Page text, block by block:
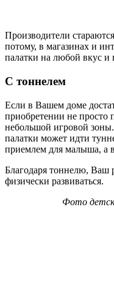
Производители
потому, в магазинах и
палатки на любой вкус и
С тоннелем
Если в Вашем доме
приобретении не просто
небольшой игровой
палатки может идти
приемлем для малыша, а
Благодаря тоннелю, Ваш
физически развиваться.
Фото